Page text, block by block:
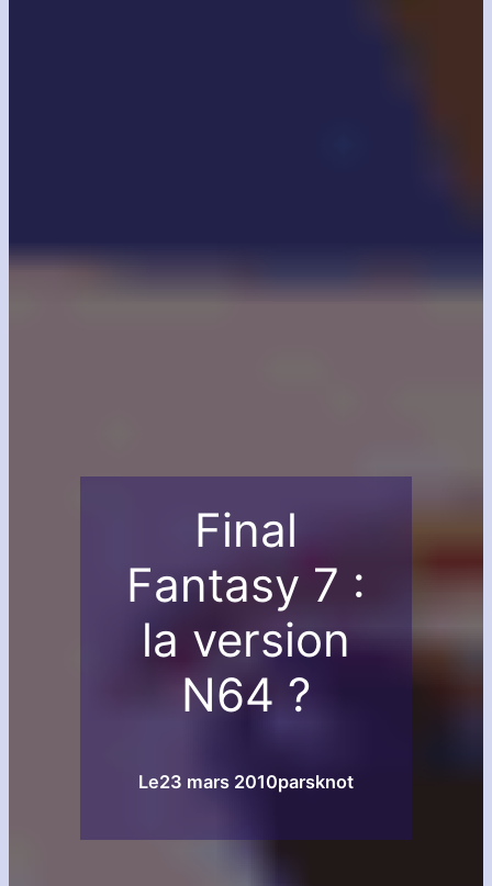
Final
Fantasy 7 :
la version
N64 ?
Le23 mars 2010parsknot